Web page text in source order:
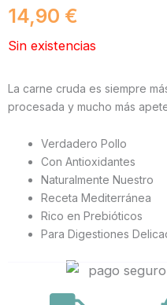
14,90 €
Sin existencias
La carne cruda es siempre
procesada y mucho más
Verdadero Pollo
Con Antioxidantes
Naturalmente Nuestro
Receta Mediterránea
Rico en Prebióticos
Para Digestiones